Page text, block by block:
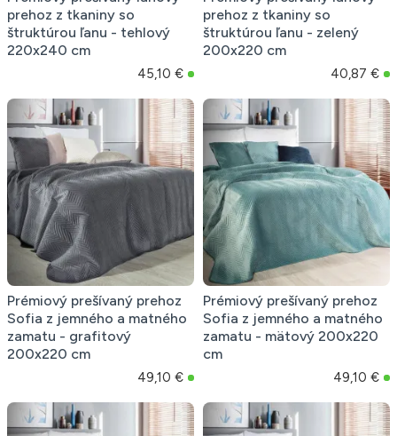
prehoz z tkaniny so
štruktúrou ľanu - tehlový
220x240 cm
45,10 €
prehoz z tkaniny so
štruktúrou ľanu - zelený
200x220 cm
40,87 €
Prémiový prešívaný prehoz
Sofia z jemného a matného
zamatu - grafitový
200x220 cm
49,10 €
Prémiový prešívaný prehoz
Sofia z jemného a matného
zamatu - mätový 200x220
cm
49,10 €